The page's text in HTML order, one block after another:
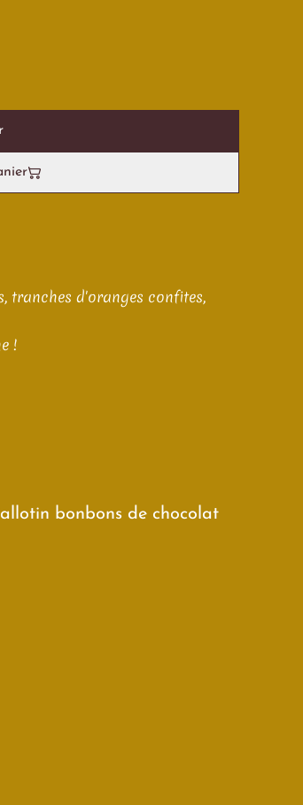
tranches d'oranges confites,
!
bonbons de chocolat